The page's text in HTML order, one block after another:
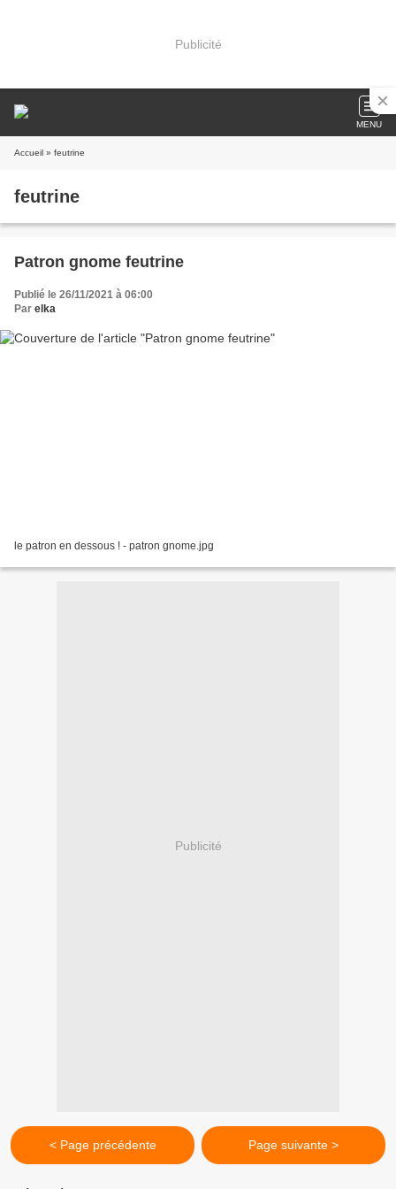
Publicité
MENU
Accueil » feutrine
feutrine
Patron gnome feutrine
Publié le 26/11/2021 à 06:00
Par elka
le patron en dessous ! - patron gnome.jpg
Publicité
< Page précédente Page suivante >